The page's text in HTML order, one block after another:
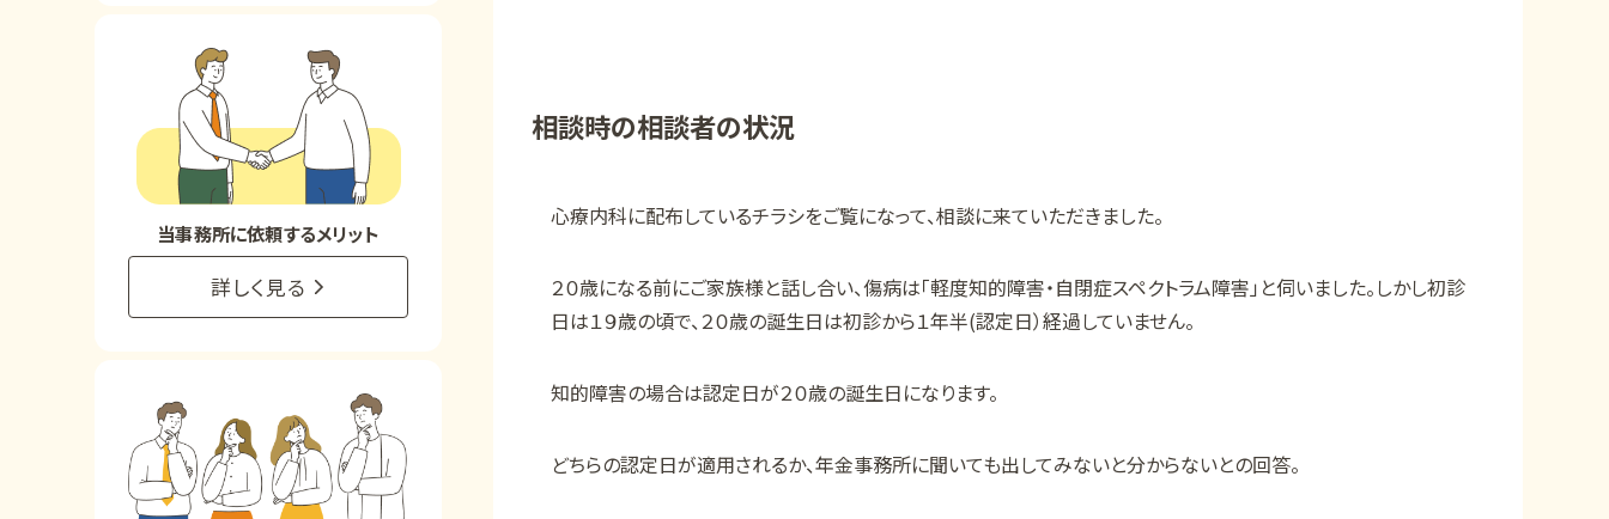
で受給相談をする
メリット
相談時の相談者の状況
心療内科に配布しているチラシをご覧になって、相談に来ていただきました。
２０歳になる前にご家族様と話し合い、傷病は「軽度知的障害・自閉症スペクトラム障害」と伺いました。しかし初診
日は１９歳の頃で、２０歳の誕生日は初診から１年半(認定日）経過していません。
知的障害の場合は認定日が２０歳の誕生日になります。
どちらの認定日が適用されるか、年金事務所に聞いても出してみないと分からないとの回答。
当事務所に依頼するメリット
詳しく見る